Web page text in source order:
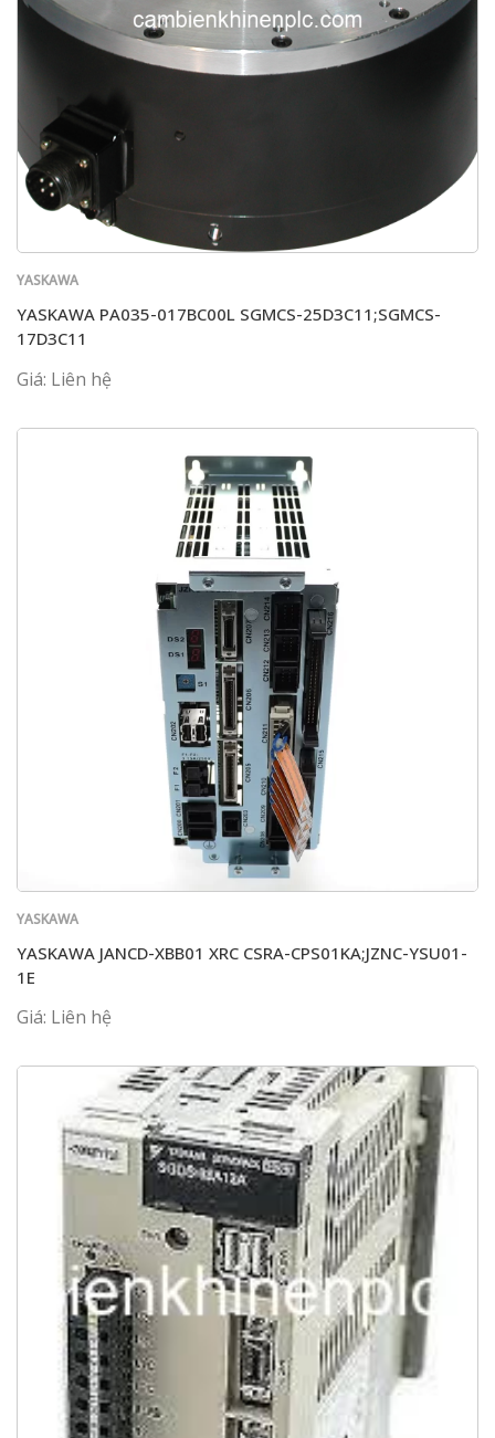
YASKAWA
YASKAWA PA035-017BC00L SGMCS-25D3C11;SGMCS-
17D3C11
Giá: Liên hệ
YASKAWA
YASKAWA JANCD-XBB01 XRC CSRA-CPS01KA;JZNC-YSU01-
1E
Giá: Liên hệ